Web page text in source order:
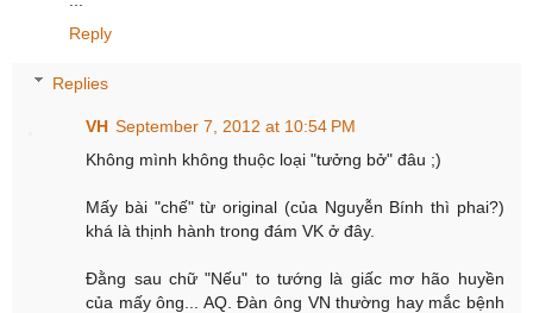
Reply
Replies
VH September 7, 2012 at 10:54 PM
Không mình không thuộc loại "tưởng bở" đâu ;)
Mấy bài "chế" từ original (của Nguyễn Bính thì phai?)
khá là thịnh hành trong đám VK ở đây.
Đằng sau chữ "Nếu" to tướng là giấc mơ hão huyền
của mấy ông... AQ. Đàn ông VN thường hay mắc bệnh